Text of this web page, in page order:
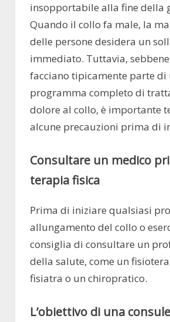
insopportabile alla fine della
Quando il collo fa male, la
delle persone desidera un
immediato. Tuttavia,
facciano tipicamente parte di
programma completo di
dolore al collo, è importante
alcune precauzioni prima di
Consultare un medico
terapia fisica
Prima di iniziare qualsiasi
allungamento del collo o
consiglia di consultare un
della salute, come un
fisiatra o un chiropratico.
L’obiettivo di una